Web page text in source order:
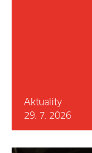
Aktuality
29. 7. 2026